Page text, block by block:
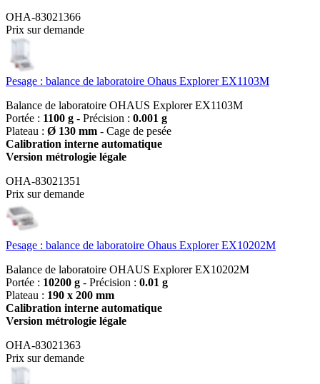
OHA-83021366
Prix sur demande
Pesage : balance de laboratoire Ohaus Explorer EX1103M
Balance de laboratoire OHAUS Explorer EX1103M
Portée : 1100 g - Précision : 0.001 g
Plateau : Ø 130 mm - Cage de pesée
Calibration interne automatique
Version métrologie légale
OHA-83021351
Prix sur demande
Pesage : balance de laboratoire Ohaus Explorer EX10202M
Balance de laboratoire OHAUS Explorer EX10202M
Portée : 10200 g - Précision : 0.01 g
Plateau : 190 x 200 mm
Calibration interne automatique
Version métrologie légale
OHA-83021363
Prix sur demande